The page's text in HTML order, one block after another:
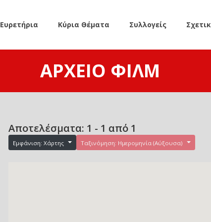
Ευρετήρια Κύρια Θέματα Συλλογείς
ΑΡΧΕΊΟ ΦΙΛΜ
Αποτελέσματα: 1 - 1 από 1
Εμφάνιση: Χάρτης Ταξινόμηση: Ημερομηνία (Αύξουσα)